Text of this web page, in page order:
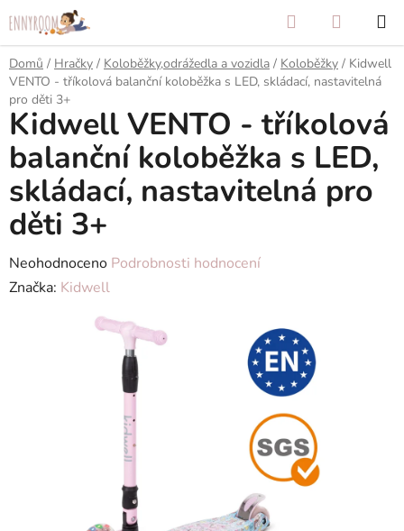
na
obsah
Hledat
KOŠÍK
Domů / Hračky / Koloběžky,odrážedla a vozidla / Koloběžky / Kidwell
VENTO - tříkolová balanční koloběžka s LED, skládací, nastavitelná
pro děti 3+
Kidwell VENTO - tříkolová
balanční koloběžka s LED,
skládací, nastavitelná pro
děti 3+
Průměrné
hodnocení
Neohodnoceno Podrobnosti hodnocení
Značka: Kidwell